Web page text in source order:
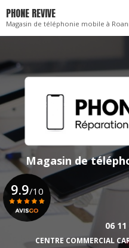
au
contenu
principal
PHONE REVIVE
Magasin de téléphonie mobile à
Magasin de
06 11
CENTRE COMMERCIAL
9.9/10